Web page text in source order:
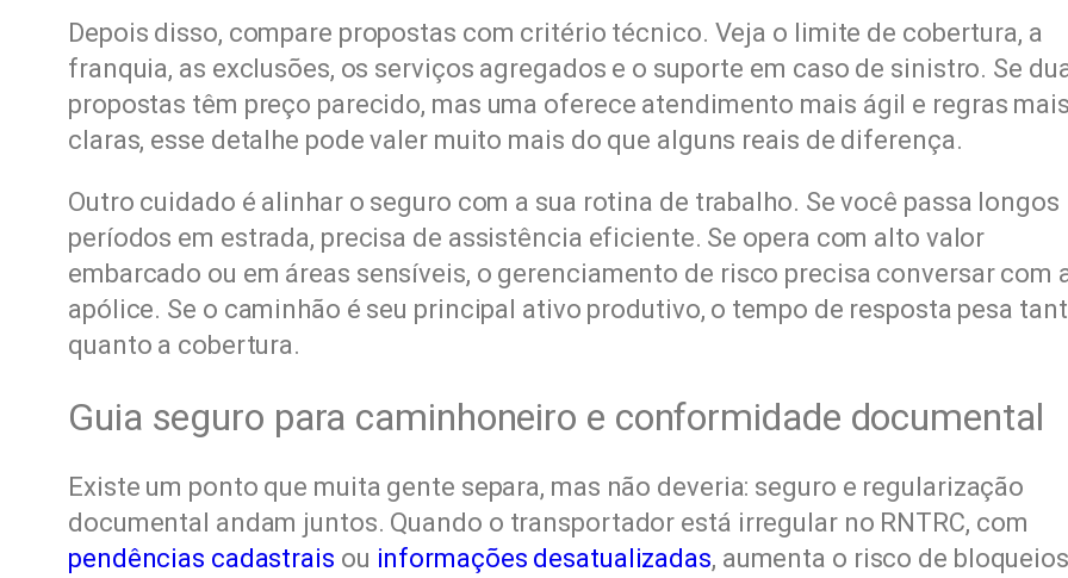
Depois disso, compare propostas com critério técnico. Veja o limite de cobertura, a
franquia, as exclusões, os serviços agregados e o suporte em caso de sinistro. Se
propostas têm preço parecido, mas uma oferece atendimento mais ágil e regras
claras, esse detalhe pode valer muito mais do que alguns reais de diferença.
Outro cuidado é alinhar o seguro com a sua rotina de trabalho. Se você passa longos
períodos em estrada, precisa de assistência eficiente. Se opera com alto valor
embarcado ou em áreas sensíveis, o gerenciamento de risco precisa conversar com
apólice. Se o caminhão é seu principal ativo produtivo, o tempo de resposta pesa
quanto a cobertura.
Guia seguro para caminhoneiro e conformidade documental
Existe um ponto que muita gente separa, mas não deveria: seguro e regularização
documental andam juntos. Quando o transportador está irregular no RNTRC, com
pendências cadastrais ou informações desatualizadas, aumenta o risco de bloqueios